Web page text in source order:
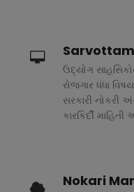
ઉદ્યોગ
રોજગાર ધંધા
સરકારી નોકરી
કારકિર્દી
Nokari